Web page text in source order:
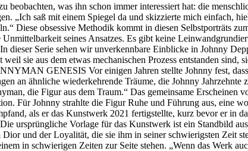
was ihn schon immer interessiert hat: die
„Ich saß mit einem Spiegel da und skizzierte mich einfach,
Diese obsessive Methodik kommt in diesen Selbstporträts
seines Ansatzes. Es gibt keine
Serie sehen wir unverkennbare Einblicke in Johnny
sie aus dem etwas mechanischen Prozess entstanden sind,
GENESIS Vor einigen Jahren stellte Johnny fest,
an ähnliche wiederkehrende Träume, die Johnny Jahrzehnte
die Figur aus dem Traum.“ Das gemeinsame Erscheinen
Für Johnny strahlte die Figur Ruhe und Führung aus, eine
als er das Kunstwerk 2021 fertigstellte, kurz bevor er in
ursprüngliche Vorlage für das Kunstwerk ist ein Standbild
und der Loyalität, die sie ihm in seiner schwierigsten Zeit
in schwierigen Zeiten zur Seite stehen. „Wenn das Werk